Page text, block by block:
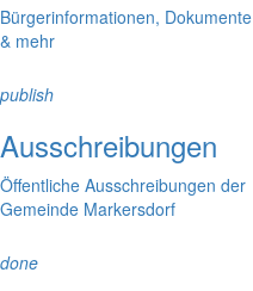
Bürgerinformationen, Dokumente
& mehr
publish
Ausschreibungen
Öffentliche Ausschreibungen der
Gemeinde Markersdorf
done